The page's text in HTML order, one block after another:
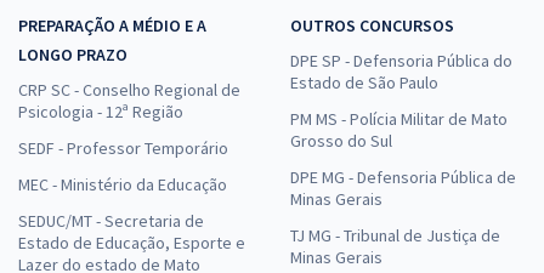
PREPARAÇÃO A MÉDIO E A
LONGO PRAZO
CRP SC - Conselho Regional de
Psicologia - 12ª Região
SEDF - Professor Temporário
MEC - Ministério da Educação
SEDUC/MT - Secretaria de
Estado de Educação, Esporte e
Lazer do estado de Mato
OUTROS CONCURSOS
DPE SP - Defensoria Pública do
Estado de São Paulo
PM MS - Polícia Militar de Mato
Grosso do Sul
DPE MG - Defensoria Pública de
Minas Gerais
TJ MG - Tribunal de Justiça de
Minas Gerais